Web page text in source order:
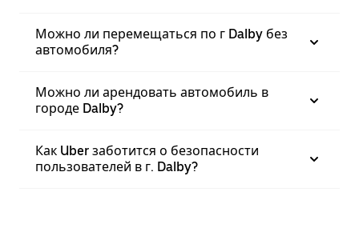
Можно ли перемещаться по г Dalby без
автомобиля?
Можно ли арендовать автомобиль в
городе Dalby?
Как Uber заботится о безопасности
пользователей в г. Dalby?